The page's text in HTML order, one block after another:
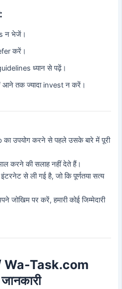
न भेजें।
करें।
ध्यान से पढ़ें।
तक ज्यादा invest न करें।
का उपयोग करने से पहले उसके बारे में पूरी
करने की सलाह नहीं देते हैं।
इंटरनेट से ली गई है, जो कि पूर्णतया सत्य
जोखिम पर करें, हमारी कोई जिम्मेदारी
Task.com